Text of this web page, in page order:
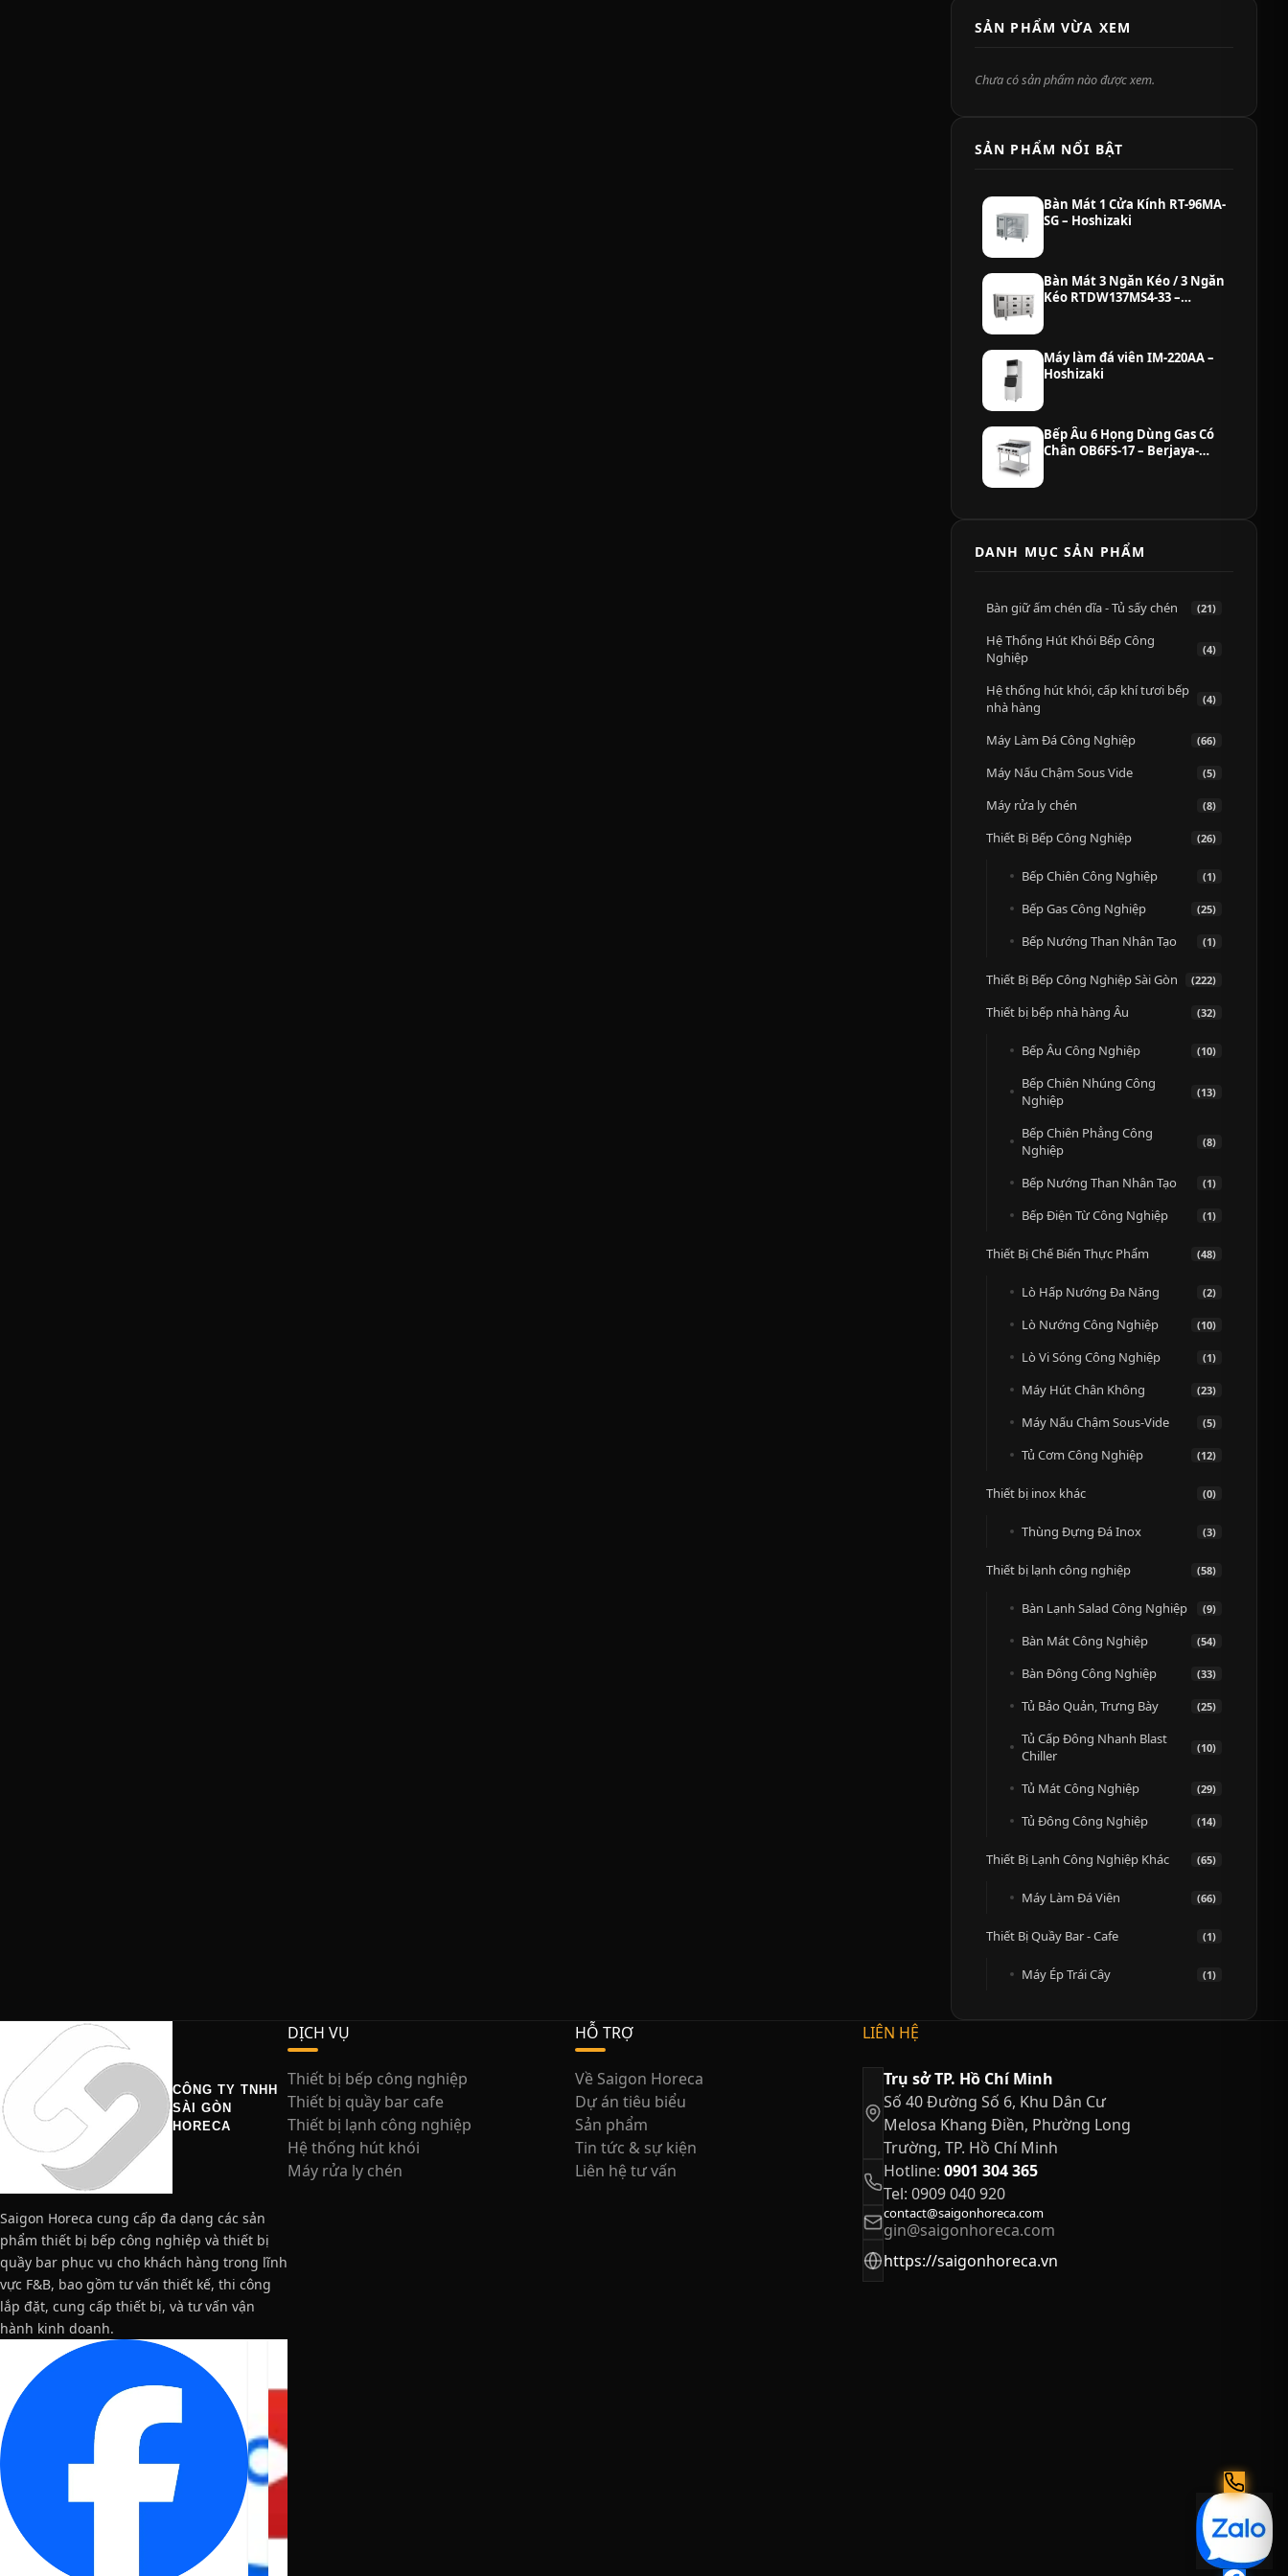
SẢN PHẨM VỪA XEM
Chưa có sản phẩm nào được xem.
SẢN PHẨM NỔI BẬT
Bàn Mát 1 Cửa Kính RT-96MA-
SG – Hoshizaki
Bàn Mát 3 Ngăn Kéo / 3 Ngăn
Kéo RTDW137MS4-33 –
Máy làm đá viên IM-220AA –
Hoshizaki
Bếp Âu 6 Họng Dùng Gas Có
Chân OB6FS-17 – Berjaya-
DANH MỤC SẢN PHẨM
Bàn giữ ấm chén dĩa - Tủ sấy chén (21)
Hệ Thống Hút Khói Bếp Công
Nghiệp
(4)
Hệ thống hút khói, cấp khí tươi bếp
nhà hàng
(4)
Máy Làm Đá Công Nghiệp (66)
Máy Nấu Chậm Sous Vide (5)
Máy rửa ly chén (8)
Thiết Bị Bếp Công Nghiệp (26)
Bếp Chiên Công Nghiệp (1)
Bếp Gas Công Nghiệp (25)
Bếp Nướng Than Nhân Tạo (1)
Thiết Bị Bếp Công Nghiệp Sài Gòn (222)
Thiết bị bếp nhà hàng Âu (32)
Bếp Âu Công Nghiệp (10)
Bếp Chiên Nhúng Công
Nghiệp
(13)
Bếp Chiên Phẳng Công
Nghiệp
(8)
Bếp Nướng Than Nhân Tạo (1)
Bếp Điện Từ Công Nghiệp (1)
Thiết Bị Chế Biến Thực Phẩm (48)
Lò Hấp Nướng Đa Năng (2)
Lò Nướng Công Nghiệp (10)
Lò Vi Sóng Công Nghiệp (1)
Máy Hút Chân Không (23)
Máy Nấu Chậm Sous-Vide (5)
Tủ Cơm Công Nghiệp (12)
Thiết bị inox khác (0)
Thùng Đựng Đá Inox (3)
Thiết bị lạnh công nghiệp (58)
Bàn Lạnh Salad Công Nghiệp (9)
Bàn Mát Công Nghiệp (54)
Bàn Đông Công Nghiệp (33)
Tủ Bảo Quản, Trưng Bày (25)
Tủ Cấp Đông Nhanh Blast
Chiller
(10)
Tủ Mát Công Nghiệp (29)
Tủ Đông Công Nghiệp (14)
Thiết Bị Lạnh Công Nghiệp Khác (65)
Máy Làm Đá Viên (66)
Thiết Bị Quầy Bar - Cafe (1)
Máy Ép Trái Cây (1)
CÔNG TY TNHH
SÀI GÒN
HORECA
Saigon Horeca cung cấp đa dạng các sản
phẩm thiết bị bếp công nghiệp và thiết bị
quầy bar phục vụ cho khách hàng trong lĩnh
vực F&B, bao gồm tư vấn thiết kế, thi công
lắp đặt, cung cấp thiết bị, và tư vấn vận
hành kinh doanh.
DỊCH VỤ
Thiết bị bếp công nghiệp
Thiết bị quầy bar cafe
Thiết bị lạnh công nghiệp
Hệ thống hút khói
Máy rửa ly chén
HỖ TRỢ
Về Saigon Horeca
Dự án tiêu biểu
Sản phẩm
Tin tức & sự kiện
Liên hệ tư vấn
LIÊN HỆ
Trụ sở TP. Hồ Chí Minh
Số 40 Đường Số 6, Khu Dân Cư
Melosa Khang Điền, Phường Long
Trường, TP. Hồ Chí Minh
Hotline: 0901 304 365
Tel: 0909 040 920
contact@saigonhoreca.com
gin@saigonhoreca.com
https://saigonhoreca.vn